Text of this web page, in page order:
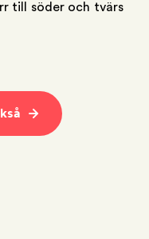
till söder och tvärs